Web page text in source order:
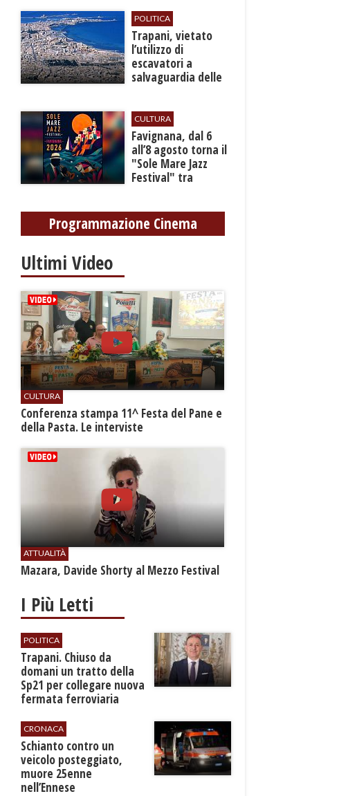
POLITICA
​Trapani, vietato
l’utilizzo di
escavatori a
salvaguardia delle
CULTURA
Favignana, dal 6
all’8 agosto torna il
"Sole Mare Jazz
Festival" tra
Programmazione Cinema
Ultimi Video
CULTURA
Conferenza stampa 11^ Festa del Pane e
della Pasta. Le interviste
ATTUALITÀ
Mazara, Davide Shorty al Mezzo Festival
I Più Letti
POLITICA
​Trapani. Chiuso da
domani un tratto della
Sp21 per collegare nuova
fermata ferroviaria
CRONACA
​Schianto contro un
veicolo posteggiato,
muore 25enne
nell’Ennese